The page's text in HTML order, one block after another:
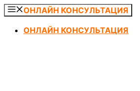
Перейти
содержимому
ОНЛАЙН КОНСУЛЬТАЦИЯ
ОНЛАЙН КОНСУЛЬТАЦИЯ